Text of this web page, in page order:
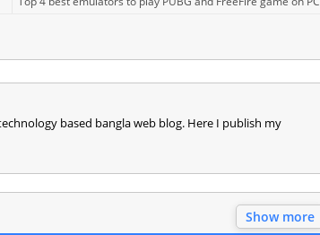
based bangla web blog. Here I publish my
Show more